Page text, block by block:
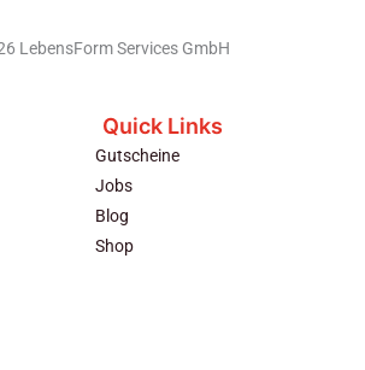
LebensForm Services GmbH
Quick Links
Gutscheine
Jobs
Blog
Shop